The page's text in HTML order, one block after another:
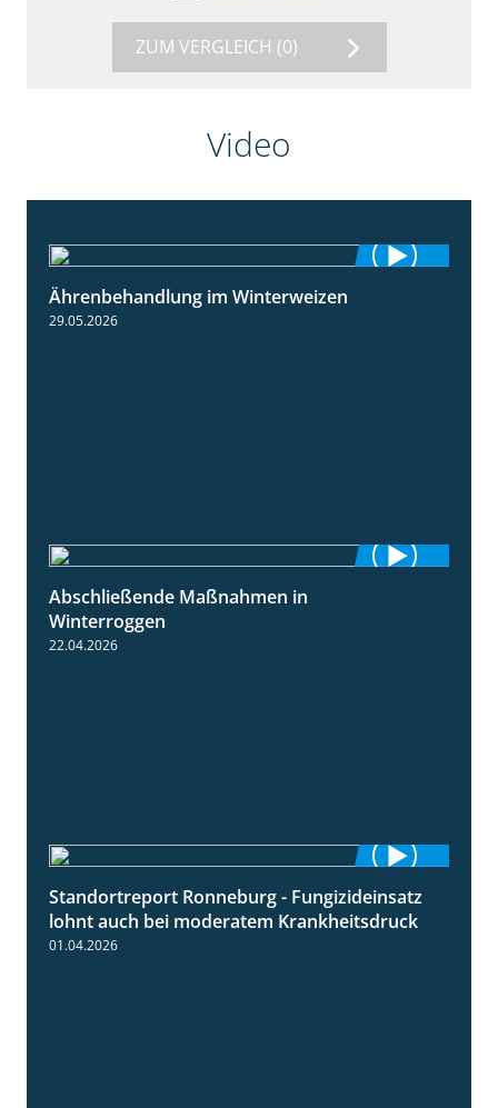
ZUM VERGLEICH (0)
Video
Ährenbehandlung im Winterweizen
29.05.2026
Abschließende Maßnahmen in
Winterroggen
22.04.2026
5:04
Standortreport Ronneburg - Fungizideinsatz
lohnt auch bei moderatem Krankheitsdruck
01.04.2026